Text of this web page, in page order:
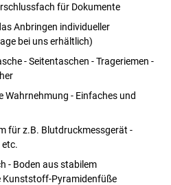
für Dokumente
Anbringen individueller
bei uns erhältlich)
- Seitentaschen - Trageriemen -
Wahrnehmung - Einfaches und
für z.B. Blutdruckmessgerät -
etc.
- Boden aus stabilem
Kunststoff-Pyramidenfüße